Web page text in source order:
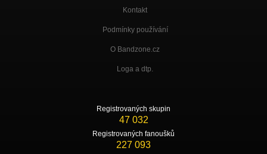
Kontakt
Podmínky používání
O Bandzone.cz
Loga a dtp.
Registrovaných skupin
47 032
Registrovaných fanoušků
227 093